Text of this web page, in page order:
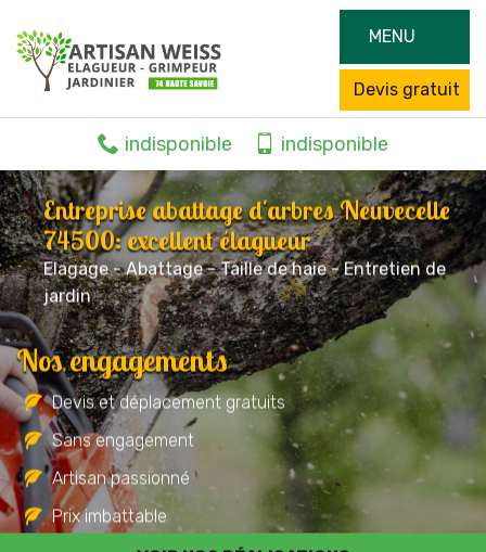
MENU
Devis gratuit
indisponible indisponible
Entreprise abattage d'arbres Neuvecelle
74500: excellent élagueur
Elagage - Abattage - Taille de haie - Entretien de
jardin
Nos engagements
Devis et déplacement gratuits
Sans engagement
Artisan passionné
Prix imbattable